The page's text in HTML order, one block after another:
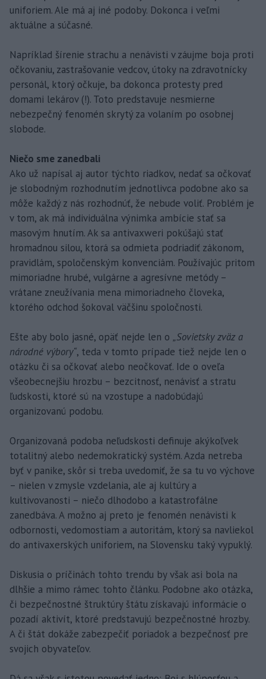
uniforiem. Ale má aj iné podoby. Dokonca i veľmi
aktuálne a súčasné.
Napríklad šírenie strachu a nenávisti v záujme boja proti
očkovaniu, zastrašovanie vedcov, útoky na zdravotnícky
personál, ktorý očkuje, ba dokonca protesty pred
domami lekárov (!). Toto predstavuje nesmierne
nebezpečný fenomén skrytý za volaním po osobnej
slobode.
Niečo sme zanedbali
Ako už napísal aj autor týchto riadkov, nedať sa očkovať
je slobodným rozhodnutím jednotlivca podobne ako sa
môže každý z nás rozhodnúť, že nebude voliť. Problém je
v tom, ak má individuálna výnimka ambície stať sa
masovým hnutím. Ak sa antivaxweri pokúšajú stať
hromadnou silou, ktorá sa odmieta podriadiť zákonom,
pravidlám, spoločenským konvenciám. Používajúc pritom
mimoriadne hrubé, vulgárne a agresívne metódy –
vrátane zneužívania mena mimoriadneho človeka,
ktorého odchod šokoval väčšinu spoločnosti.
Ešte aby bolo jasné, opäť nejde len o „Sovietsky zväz a
národné výbory“, teda v tomto prípade tiež nejde len o
otázku či sa očkovať alebo neočkovať. Ide o oveľa
všeobecnejšiu hrozbu – bezcitnosť, nenávisť a stratu
ľudskosti, ktoré sú na vzostupe a nadobúdajú
organizovanú podobu.
Organizovaná podoba neľudskosti definuje akýkoľvek
totalitný alebo nedemokratický systém. Azda netreba
byť v panike, skôr si treba uvedomiť, že sa tu vo výchove
– nielen v zmysle vzdelania, ale aj kultúry a
kultivovanosti – niečo dlhodobo a katastrofálne
zanedbáva. A možno aj preto je fenomén nenávisti k
odbornosti, vedomostiam a autoritám, ktorý sa navliekol
do antivaxerských uniforiem, na Slovensku taký vypuklý.
Diskusia o príčinách tohto trendu by však asi bola na
dlhšie a mimo rámec tohto článku. Podobne ako otázka,
či bezpečnostné štruktúry štátu získavajú informácie o
pozadí aktivít, ktoré predstavujú bezpečnostné hrozby.
A či štát dokáže zabezpečiť poriadok a bezpečnosť pre
svojich obyvateľov.